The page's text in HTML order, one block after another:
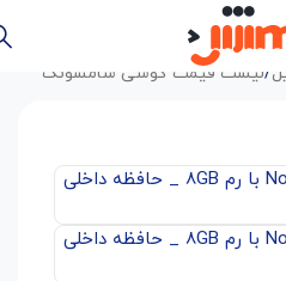
/لیست قیمت گوشی سامسونگ